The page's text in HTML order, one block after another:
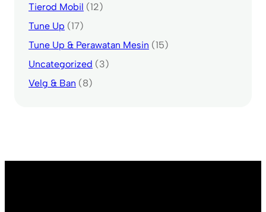
Tierod Mobil (12)
Tune Up (17)
Tune Up & Perawatan Mesin (15)
Uncategorized (3)
Velg & Ban (8)